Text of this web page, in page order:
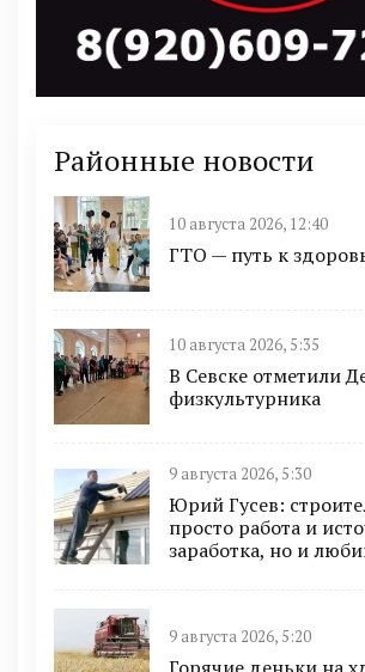
Районные новости
10 августа 2026, 12:40
ГТО — путь к
10 августа 2026, 5:35
В Севске отметили
физкультурника
9 августа 2026, 5:30
Юрий Гусев:
просто работа и
заработка, но и
9 августа 2026, 5:20